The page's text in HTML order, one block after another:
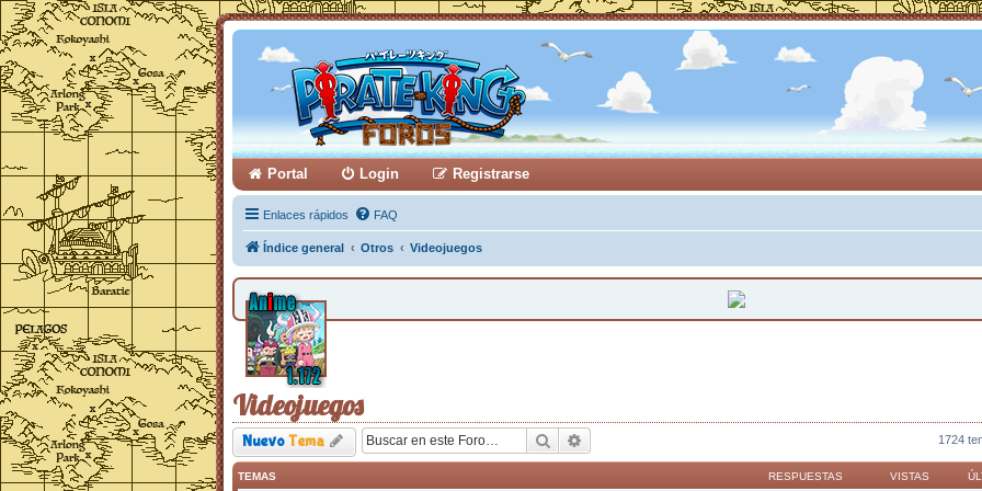
Portal Login Registrarse
Enlaces rápidos FAQ
Índice general Otros Videojuegos
Videojuegos
NuevoTema Buscar 1724
TEMAS RESPUESTAS VISTAS